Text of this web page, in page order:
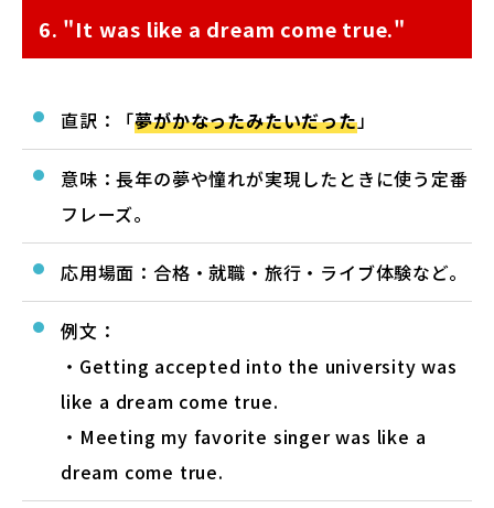
6. "It was like a dream come true."
直訳：「夢がかなったみたいだった」
意味：長年の夢や憧れが実現したときに使う定番
フレーズ。
応用場面：合格・就職・旅行・ライブ体験など。
例文：
・Getting accepted into the university was
like a dream come true.
・Meeting my favorite singer was like a
dream come true.